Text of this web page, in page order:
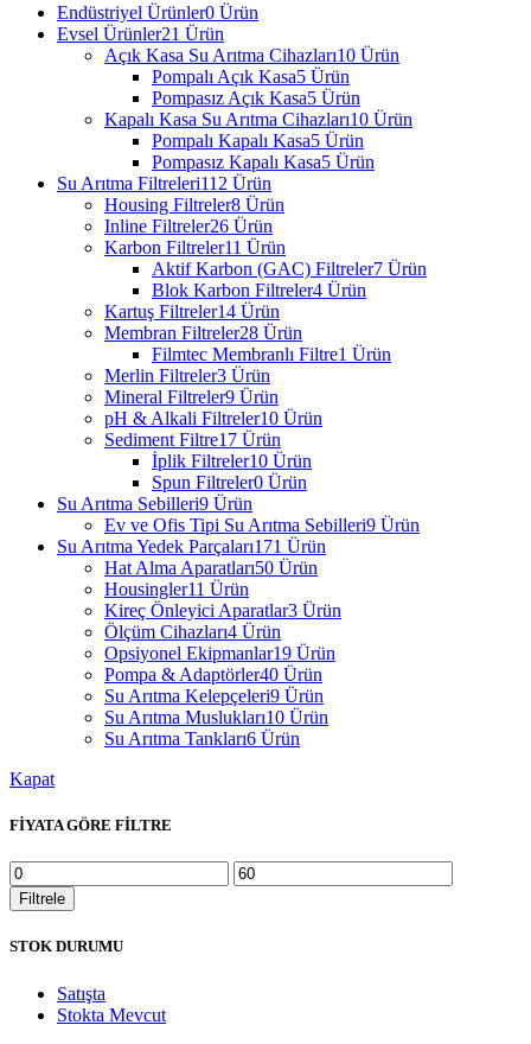
Endüstriyel Ürünler0 Ürün
Evsel Ürünler21 Ürün
Açık Kasa Su Arıtma Cihazları10 Ürün
Pompalı Açık Kasa5 Ürün
Pompasız Açık Kasa5 Ürün
Kapalı Kasa Su Arıtma Cihazları10 Ürün
Pompalı Kapalı Kasa5 Ürün
Pompasız Kapalı Kasa5 Ürün
Su Arıtma Filtreleri112 Ürün
Housing Filtreler8 Ürün
Inline Filtreler26 Ürün
Karbon Filtreler11 Ürün
Aktif Karbon (GAC) Filtreler7 Ürün
Blok Karbon Filtreler4 Ürün
Kartuş Filtreler14 Ürün
Membran Filtreler28 Ürün
Filmtec Membranlı Filtre1 Ürün
Merlin Filtreler3 Ürün
Mineral Filtreler9 Ürün
pH & Alkali Filtreler10 Ürün
Sediment Filtre17 Ürün
İplik Filtreler10 Ürün
Spun Filtreler0 Ürün
Su Arıtma Sebilleri9 Ürün
Ev ve Ofis Tipi Su Arıtma Sebilleri9 Ürün
Su Arıtma Yedek Parçaları171 Ürün
Hat Alma Aparatları50 Ürün
Housingler11 Ürün
Kireç Önleyici Aparatlar3 Ürün
Ölçüm Cihazları4 Ürün
Opsiyonel Ekipmanlar19 Ürün
Pompa & Adaptörler40 Ürün
Su Arıtma Kelepçeleri9 Ürün
Su Arıtma Muslukları10 Ürün
Su Arıtma Tankları6 Ürün
Kapat
FİYATA GÖRE FİLTRE
En
düşük
fiyat
En
yüksek
Filtrele
STOK DURUMU
Satışta
Stokta Mevcut